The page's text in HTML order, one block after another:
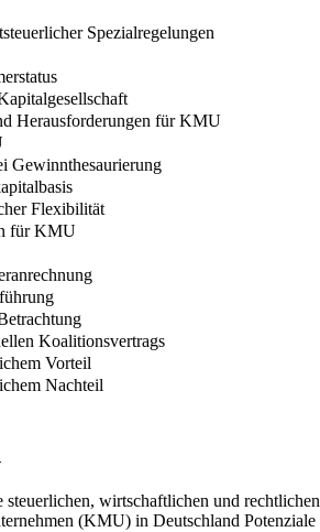
Spezialregelungen
Herausforderungen für KMU
Gewinnthesaurierung
Flexibilität
für KMU
Koalitionsvertrags
Vorteil
Nachteil
wirtschaftlichen und
(KMU) in Deutschland